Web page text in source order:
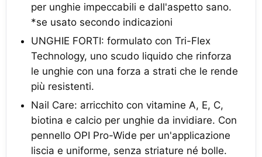
per unghie impeccabili e dall'aspetto sano.
*se usato secondo indicazioni
UNGHIE FORTI: formulato con Tri-Flex
Technology, uno scudo liquido che rinforza
le unghie con una forza a strati che le rende
più resistenti.
Nail Care: arricchito con vitamine A, E, C,
biotina e calcio per unghie da invidiare. Con
pennello OPI Pro-Wide per un'applicazione
liscia e uniforme, senza striature né bolle.